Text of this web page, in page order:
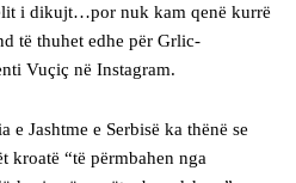
i dikujt…por nuk kam qenë kurrë
të thuhet edhe për Grlic-
Vuçiç në Instagram.
e Jashtme e Serbisë ka thënë se
kroatë “të përmbahen nga